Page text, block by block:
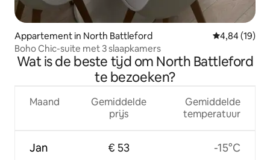
Appartement in North Battleford Gemiddelde
4,84 (19)
Boho Chic-suite met 3 slaapkamers
Wat is de beste tijd om North Battleford
te bezoeken?
Maand
Jan
Gemiddelde
prijs
€ 53
Gemiddelde
temperatuur
-15°C